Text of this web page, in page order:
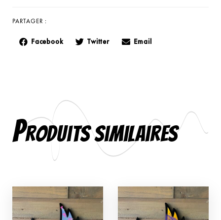
PARTAGER :
Facebook Twitter Email
Produits similaires